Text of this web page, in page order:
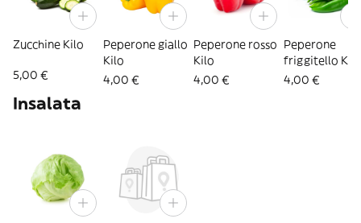
Zucchine Kilo
5,00 €
Peperone giallo
Kilo
4,00 €
Peperone rosso
Kilo
4,00 €
Peperone
friggitello Kilo
4,00 €
Insalata